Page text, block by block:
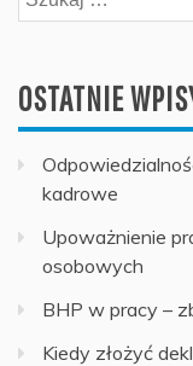
OSTATNIE
kadrowe
Upoważnienie
osobowych
BHP w pracy –
Kiedy złożyć